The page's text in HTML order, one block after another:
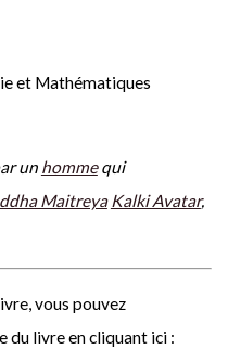
et Mathématiques
un hommequi
Maitreya Kalki Avatar,
vous pouvez
du livre en cliquant ici :